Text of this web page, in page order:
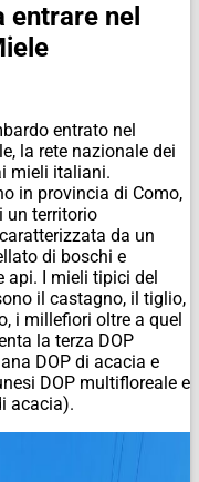
entrare nel
entrato nel
la rete nazionale dei
mieli italiani.
in provincia di Como,
un territorio
da un
di boschi e
api. I mieli tipici del
il castagno, il tiglio,
i millefiori oltre a quel
la terza DOP
DOP di acacia e
DOP multifloreale e
acacia).